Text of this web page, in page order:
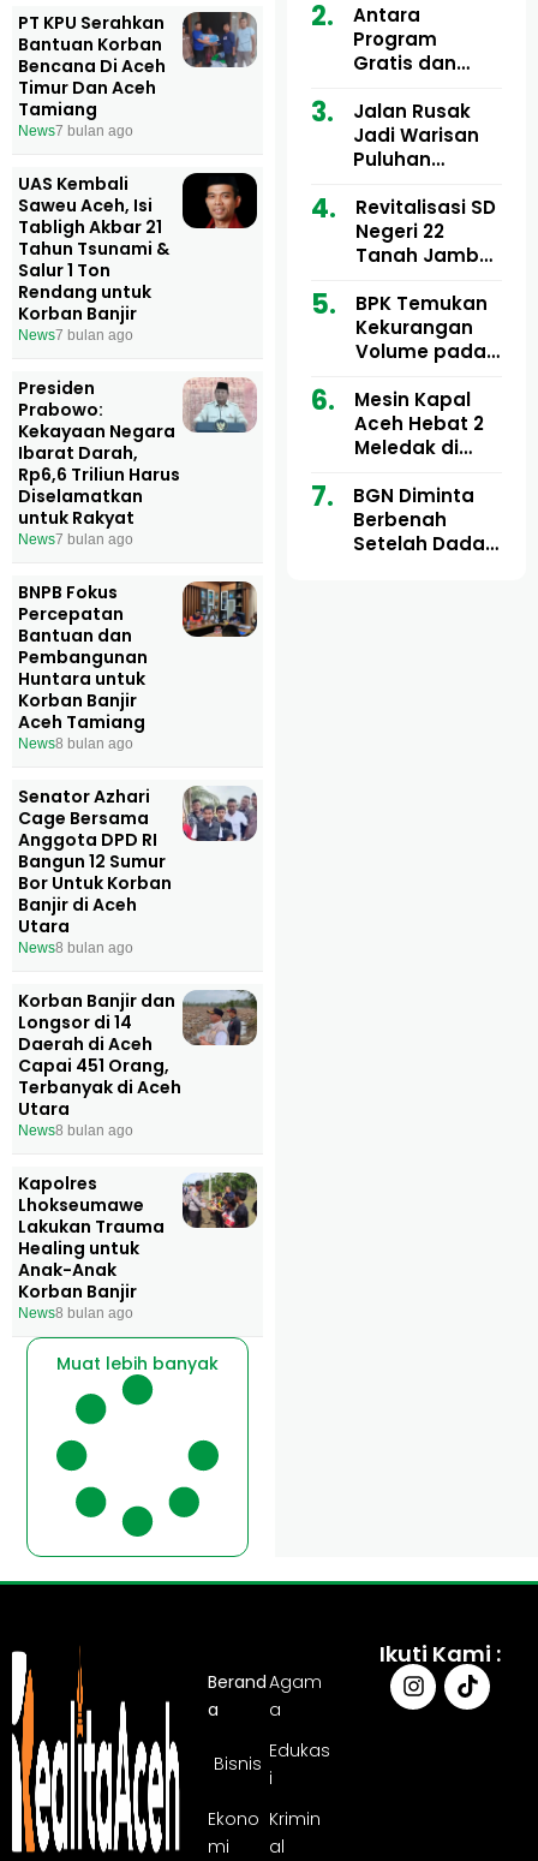
PT KPU Serahkan
Bantuan Korban
Bencana Di Aceh
Timur Dan Aceh
Tamiang
News7 bulan ago
UAS Kembali
Saweu Aceh, Isi
Tabligh Akbar 21
Tahun Tsunami &
Salur 1 Ton
Rendang untuk
Korban Banjir
News7 bulan ago
Presiden
Prabowo:
Kekayaan Negara
Ibarat Darah,
Rp6,6 Triliun Harus
Diselamatkan
untuk Rakyat
News7 bulan ago
BNPB Fokus
Percepatan
Bantuan dan
Pembangunan
Huntara untuk
Korban Banjir
Aceh Tamiang
News8 bulan ago
Senator Azhari
Cage Bersama
Anggota DPD RI
Bangun 12 Sumur
Bor Untuk Korban
Banjir di Aceh
Utara
News8 bulan ago
Korban Banjir dan
Longsor di 14
Daerah di Aceh
Capai 451 Orang,
Terbanyak di Aceh
Utara
News8 bulan ago
Kapolres
Lhokseumawe
Lakukan Trauma
Healing untuk
Anak-Anak
Korban Banjir
News8 bulan ago
Muat lebih banyak
Mencuat, 84
Sekolah Wajib
Setor
Antara
Program
Gratis dan
Motor Imum
Gampong, Uji
Nyali APH
Bermain di
Balik Rp250
Ribu
Jalan Rusak
Jadi Warisan
Puluhan
dan Tgk
Muharuddin
Kini Didesak
Revitalisasi SD
Negeri 22
Tanah Jambo
Miliar Tuai
Sorotan, Publik
Pertanyakan
Anggaran
BPK Temukan
Kekurangan
Volume pada
Aceh Utara
Tahun 2024,
Pengembalian
Sepenuhnya
Tuntas
Mesin Kapal
Aceh Hebat 2
Meledak di
Ulee Lheue, 14
Orang Derita
Luka Bakar
BGN Diminta
Berbenah
Setelah Dadan
Berand
a
Agam
a
Bisnis
Edukas
i
Ekono
mi
Krimin
al
Ikuti Kami :